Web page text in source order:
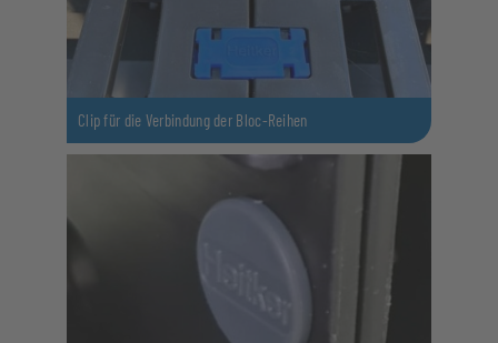
Clip für die Verbindung der Bloc-Reihen